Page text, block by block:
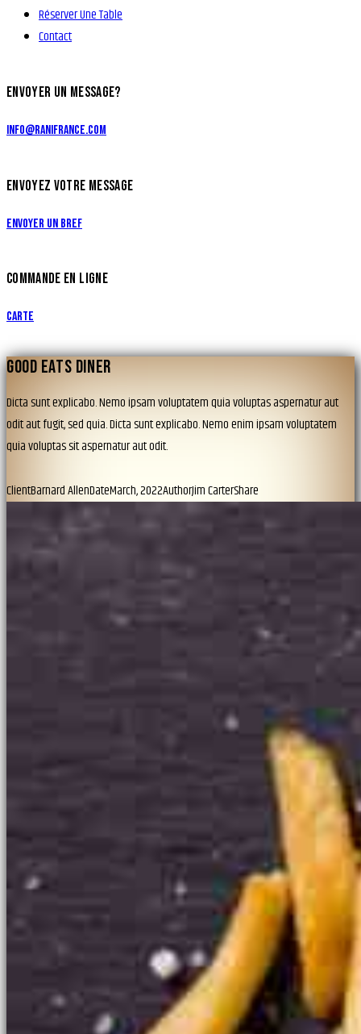
Réserver Une Table
Contact
ENVOYER UN MESSAGE?
info@ranifrance.com
ENVOYEZ VOTRE MESSAGE
Envoyer un bref
COMMANDE EN LIGNE
Carte
GOOD EATS DINER
Dicta sunt explicabo. Nemo ipsam voluptatem quia voluptas aspernatur aut
odit aut fugit, sed quia. Dicta sunt explicabo. Nemo enim ipsam voluptatem
quia voluptas sit aspernatur aut odit.
ClientBarnard AllenDateMarch, 2022AuthorJim CarterShare